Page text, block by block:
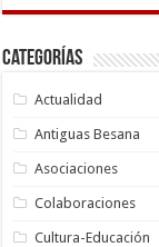
Categorías
Actualidad
Antiguas Besana
Asociaciones
Colaboraciones
Cultura-Educación